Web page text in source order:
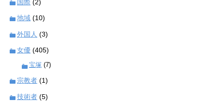
国際 (2)
地域 (10)
外国人 (3)
女優 (405)
宝塚 (7)
宗教者 (1)
技術者 (5)